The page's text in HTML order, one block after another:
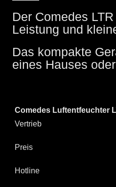
Der Comedes
Leistung und
Das kompakte
eines Hauses
Comedes Luftentfeuchter
Vertrieb
Preis
Hotline